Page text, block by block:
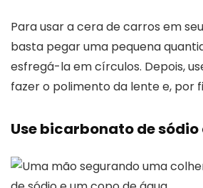
Para usar a cera de carros em
basta pegar uma pequena
esfregá-la em círculos. Depois,
fazer o polimento da lente e, por
Use bicarbonato de